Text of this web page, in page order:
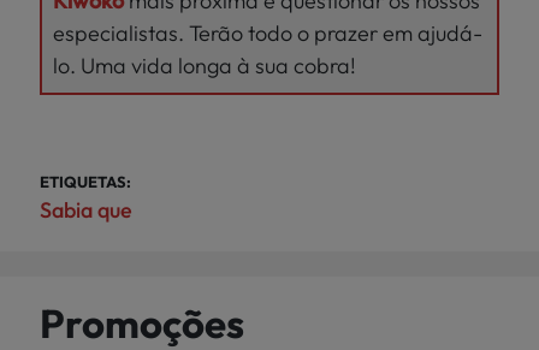
especialistas. Terão todo o prazer em ajudá-
lo. Uma vida longa à sua cobra!
ETIQUETAS:
Sabia que
Promoções